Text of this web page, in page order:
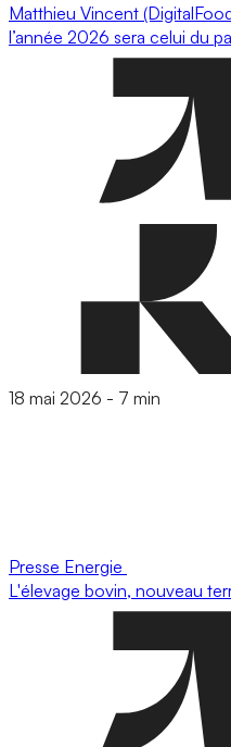
Matthieu Vincent
l’année 2026 sera celui du
18 mai 2026 - 7 min
Presse Energie
L'élevage bovin, nouveau